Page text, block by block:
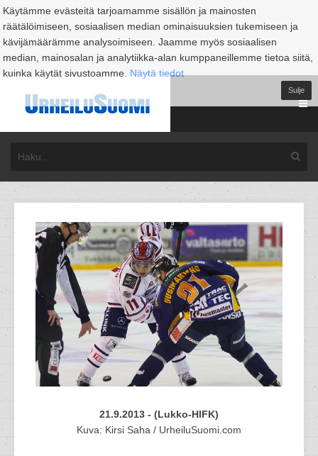
Käytämme evästeitä tarjoamamme sisällön ja mainosten
räätälöimiseen, sosiaalisen median ominaisuuksien tukemiseen ja
kävijämäärämme analysoimiseen. Jaamme myös sosiaalisen
median, mainosalan ja analytiikka-alan kumppaneillemme tietoa siitä,
kuinka käytät sivustoamme. Näytä tiedot
Sulje
21.9.2013 - (Lukko-HIFK)
Kuva: Kirsi Saha / UrheiluSuomi.com